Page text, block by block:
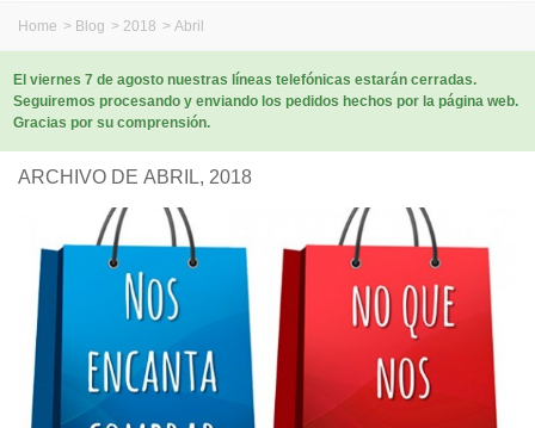
Home > Blog > 2018 > Abril
El viernes 7 de agosto nuestras líneas telefónicas estarán cerradas.
Seguiremos procesando y enviando los pedidos hechos por la página web.
Gracias por su comprensión.
ARCHIVO DE ABRIL, 2018